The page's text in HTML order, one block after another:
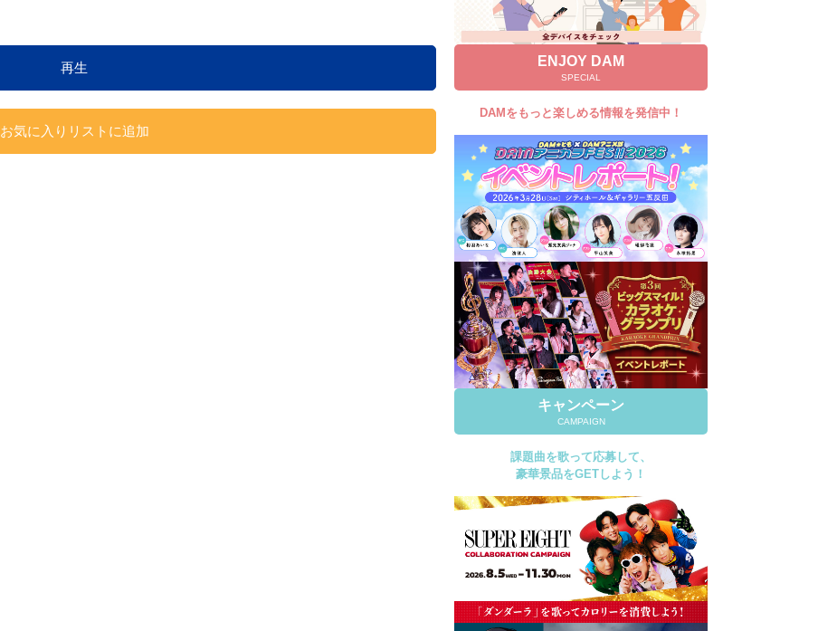
DAMの新曲・ランキングなど
カラオケ最新情報をチェック！
自宅でカラオケ歌い放題！
家族や友達と一緒に！練習にも！
再生
お気に入りリストに追加
ENJOY DAM
SPECIAL
DAMをもっと楽しめる情報を発信中！
キャンペーン
CAMPAIGN
課題曲を歌って応募して、
豪華景品をGETしよう！